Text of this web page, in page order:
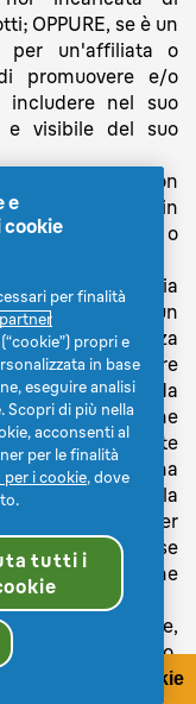
OPPURE, se è un
per un'affiliata o
promuovere e/o
includere nel suo
e visibile del suo
sua parte) non
essere usato in
pubblicitario o
terzo;
senza che sia
alcun
o senza
di ricevere
del Contributo da
inoltre, viene
precedentemente
o senza alcuna
eccezione per la
venga utilizzato per
Oppure, se
deve indicarne
falso, fuorviante,
dispregiativo,
o altrimenti
per i cookie
e
per finalità
propri e
in base
eseguire analisi
Scopri di più nella
acconsenti al
per le finalità
i cookie, dove
tutti i